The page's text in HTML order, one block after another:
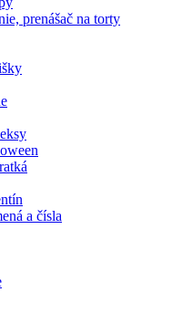
prenášač na torty
a čísla